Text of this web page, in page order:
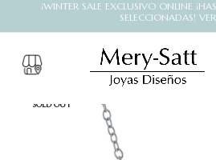
¡WINTER SALE EXCLUSIVO ONLINE
SELECCIONADAS!
SOLD OUT